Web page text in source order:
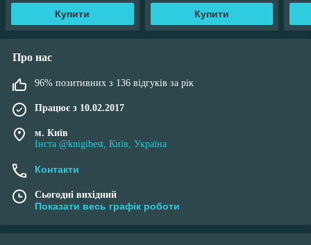
Купити Купити
Про нас
96% позитивних з 136 відгуків за рік
Працює з 10.02.2017
м. Київ
Інста @knigibest, Київ, Україна
Контакти
Сьогодні вихідний
Показати весь графік роботи